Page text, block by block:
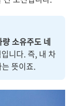
소유주도 네
니다. 즉, 내 차
는 뜻이죠.